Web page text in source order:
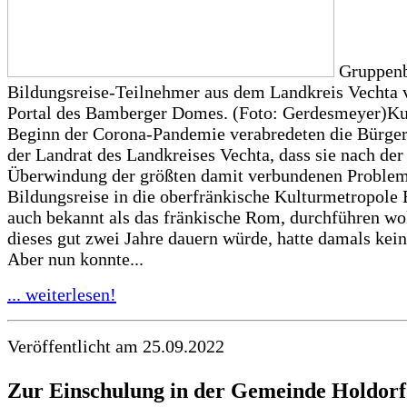
Bildungsreise-Teilnehmer aus dem Landkreis Vechta
Portal des Bamberger Domes. (Foto:
Beginn der Corona-Pandemie verabredeten die
der Landrat des Landkreises Vechta, dass sie nach der
Überwindung der größten damit verbundenen
Bildungsreise in die oberfränkische Kulturmetropole
auch bekannt als das fränkische Rom, durchführen
dieses gut zwei Jahre dauern würde, hatte damals
Aber nun konnte...
... weiterlesen!
Veröffentlicht am 25.09.2022
Zur Einschulung in der Gemeinde Holdorf